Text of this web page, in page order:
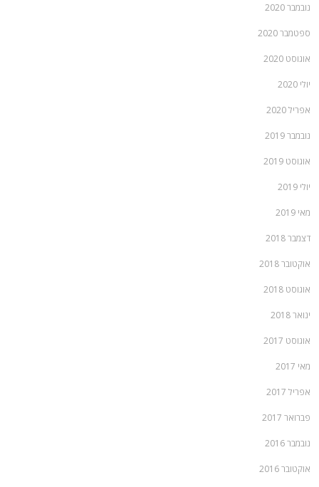
נובמבר 2020
ספטמבר 2020
אוגוסט 2020
יולי 2020
אפריל 2020
נובמבר 2019
אוגוסט 2019
יולי 2019
מאי 2019
דצמבר 2018
אוקטובר 2018
אוגוסט 2018
ינואר 2018
אוגוסט 2017
מאי 2017
אפריל 2017
פברואר 2017
נובמבר 2016
אוקטובר 2016